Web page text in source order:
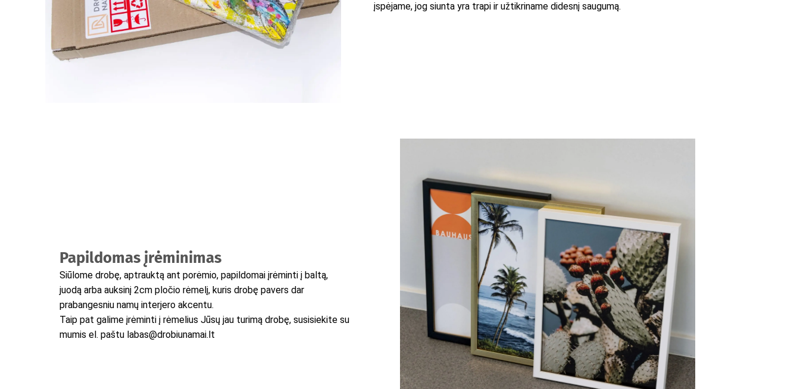
įspėjame, jog siunta yra trapi ir užtikriname didesnį saugumą.
Papildomas įrėminimas
Siūlome drobę, aptrauktą ant porėmio, papildomai įrėminti į baltą,
juodą arba auksinį 2cm pločio rėmelį, kuris drobę pavers dar
prabangesniu namų interjero akcentu.
Taip pat galime įrėminti į rėmelius Jūsų jau turimą drobę, susisiekite su
mumis el. paštu labas@drobiunamai.lt